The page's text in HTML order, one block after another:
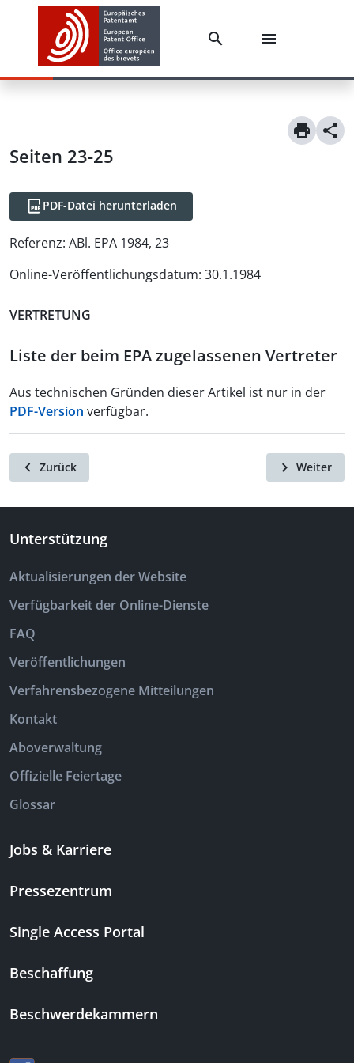
Seiten 23-25
PDF-Datei herunterladen
Referenz: ABl. EPA 1984, 23
Online-Veröffentlichungsdatum: 30.1.1984
VERTRETUNG
Liste der beim EPA zugelassenen Vertreter
Aus technischen Gründen dieser Artikel ist nur in der
PDF-Version verfügbar.
Zurück Weiter
Unterstützung
Aktualisierungen der Website
Verfügbarkeit der Online-Dienste
FAQ
Veröffentlichungen
Verfahrensbezogene Mitteilungen
Kontakt
Aboverwaltung
Offizielle Feiertage
Glossar
Jobs & Karriere
Pressezentrum
Single Access Portal
Beschaffung
Beschwerdekammern